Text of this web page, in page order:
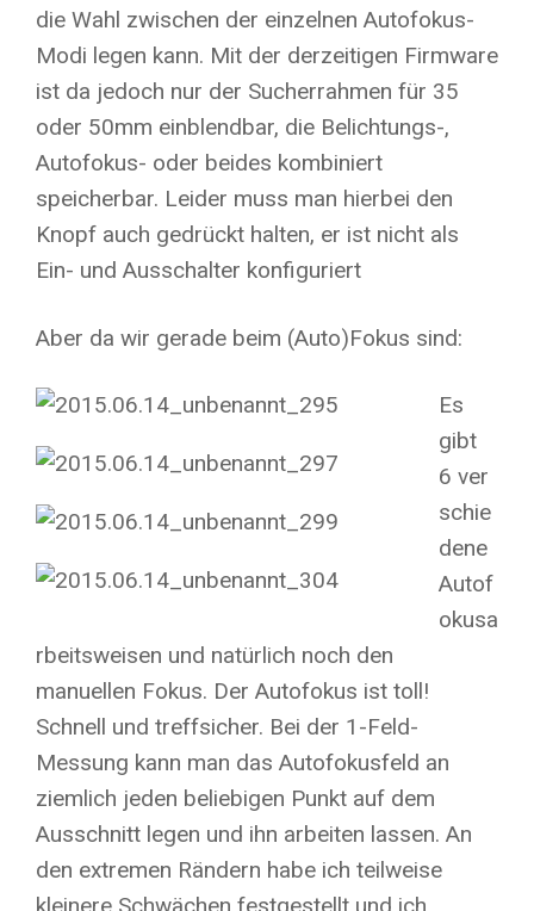
die Wahl zwischen der einzelnen Autofokus-
Modi legen kann. Mit der derzeitigen Firmware
ist da jedoch nur der Sucherrahmen für 35
oder 50mm einblendbar, die Belichtungs-,
Autofokus- oder beides kombiniert
speicherbar. Leider muss man hierbei den
Knopf auch gedrückt halten, er ist nicht als
Ein- und Ausschalter konfiguriert
Aber da wir gerade beim (Auto)Fokus sind:
Es
gibt
6 ver
schie
dene
Autof
okusa
rbeitsweisen und natürlich noch den
manuellen Fokus. Der Autofokus ist toll!
Schnell und treffsicher. Bei der 1-Feld-
Messung kann man das Autofokusfeld an
ziemlich jeden beliebigen Punkt auf dem
Ausschnitt legen und ihn arbeiten lassen. An
den extremen Rändern habe ich teilweise